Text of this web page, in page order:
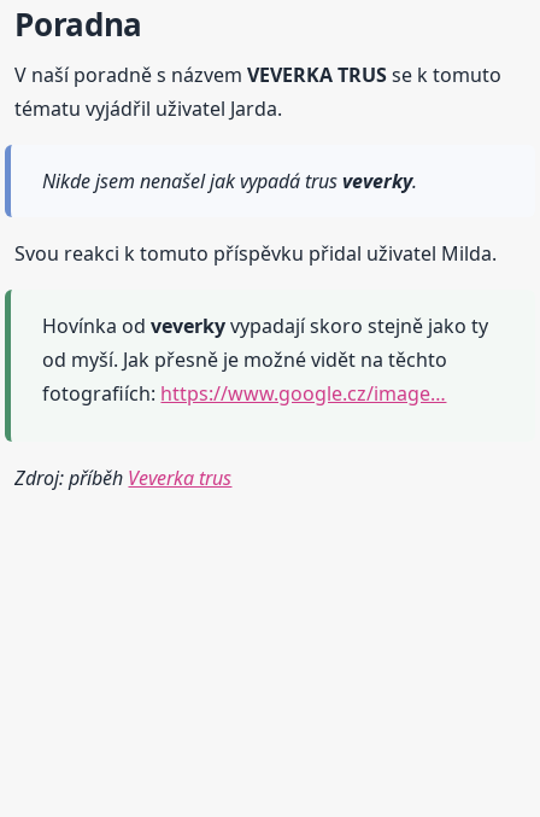
Poradna
V naší poradně s názvemVEVERKA TRUSse k tomuto
tématu vyjádřil uživatel Jarda.
Nikde jsem nenašel jak vypadá trusveverky.
Svou reakci k tomuto příspěvku přidal uživatel Milda.
Hovínka odveverkyvypadají skoro stejně jako ty
od myší. Jak přesně je možné vidět na těchto
fotografiích: https://www.google.cz/image…
Zdroj: příběh Veverka trus